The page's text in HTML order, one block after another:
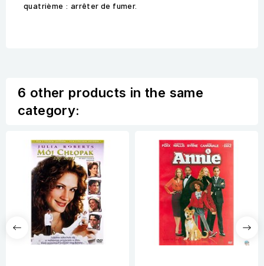
quatrième : arrêter de fumer.
6 other products in the same
category: